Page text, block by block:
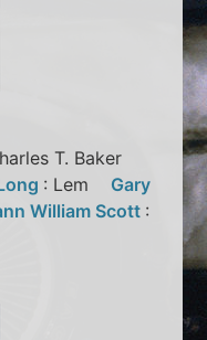
T. Baker
: Lem Gary
William Scott :